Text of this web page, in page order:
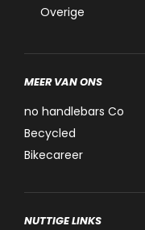
Overige
MEER VAN ONS
no handlebars Co
Becycled
Bikecareer
NUTTIGE LINKS